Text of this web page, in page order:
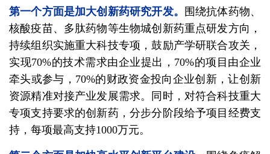
第一个方面是加大创新药研究开发。
围绕抗体药物、
核酸疫苗、多肽药物等生物城创新药重点研发方向，
持续组织实施重大科技专项，鼓励产学研联合攻关，
实现70%的技术需求由企业提出，70%的项目由企业
牵头或参与，70%的财政资金投向企业创新，让创新
资源精准对接产业发展需求。同时，对符合科技重大
专项支持要求的创新药，分步分阶段给予项目经费支
持，每项最高支持1000万元。